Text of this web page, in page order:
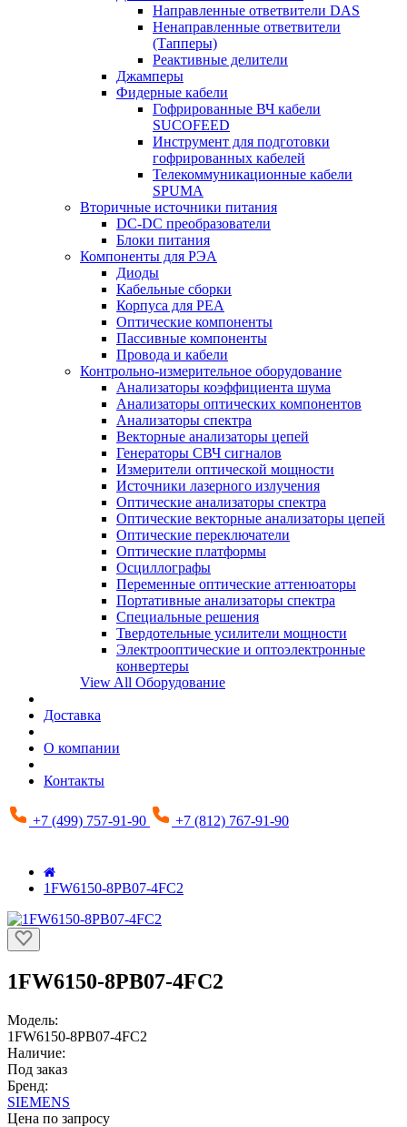
Направленные ответвители DAS
Ненаправленные ответвители
(Тапперы)
Реактивные делители
Джамперы
Фидерные кабели
Гофрированные ВЧ кабели
SUCOFEED
Инструмент для подготовки
гофрированных кабелей
Телекоммуникационные кабели
SPUMA
Вторичные источники питания
DC-DC преобразователи
Блоки питания
Компоненты для РЭА
Диоды
Кабельные сборки
Корпуса для РЕА
Оптические компоненты
Пассивные компоненты
Провода и кабели
Контрольно-измерительное оборудование
Анализаторы коэффициента шума
Анализаторы оптических компонентов
Анализаторы спектра
Векторные анализаторы цепей
Генераторы СВЧ сигналов
Измерители оптической мощности
Источники лазерного излучения
Оптические анализаторы спектра
Оптические векторные анализаторы цепей
Оптические переключатели
Оптические платформы
Осциллографы
Переменные оптические аттенюаторы
Портативные анализаторы спектра
Специальные решения
Твердотельные усилители мощности
Электрооптические и оптоэлектронные
конвертеры
View All Оборудование
Доставка
О компании
Контакты
+7 (499) 757-91-90 +7 (812) 767-91-90
1FW6150-8PB07-4FC2
1FW6150-8PB07-4FC2
Модель:
1FW6150-8PB07-4FC2
Наличие:
Под заказ
Бренд:
SIEMENS
Цена по запросу